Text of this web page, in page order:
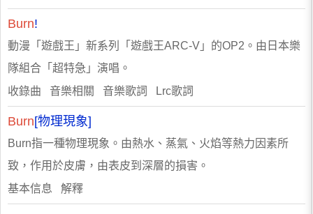
Burn!
動漫「遊戲王」新系列「遊戲王ARC-V」的OP2。由日本樂
隊組合「超特急」演唱。
收錄曲 音樂相關 音樂歌詞 Lrc歌詞
Burn[物理現象]
Burn指一種物理現象。由熱水、蒸氣、火焰等熱力因素所
致，作用於皮膚，由表皮到深層的損害。
基本信息 解釋